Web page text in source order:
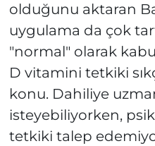
olduğunu aktaran
uygulama da çok
"normal" olarak
D vitamini tetkiki
konu. Dahiliye
isteyebiliyorken,
tetkiki talep